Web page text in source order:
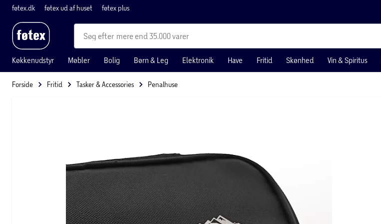
føtex.dk føtex ud af huset føtex plus
mere end 35.000 varer
Køkkenudstyr Møbler Bolig Børn & Leg Elektronik Have Fritid Skønhed Vin & Spiritus
Forside Fritid Tasker & Accessories Penalhuse